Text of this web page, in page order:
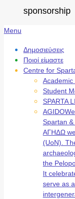
sponsorship
Secondary
Menu
Menu
Δημοσιεύσεις
Ποιοί είμαστε
Centre for
Student
SPARTA
AGIDO
Spartan
ΑΓΗΔΩ
(UoN).
the
It
serve as